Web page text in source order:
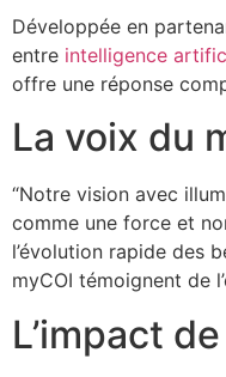
Développée en
entre intelligence
offre une réponse
La voix du
“Notre vision avec
comme une force et
l’évolution rapide des
myCOI témoignent de
L’impact